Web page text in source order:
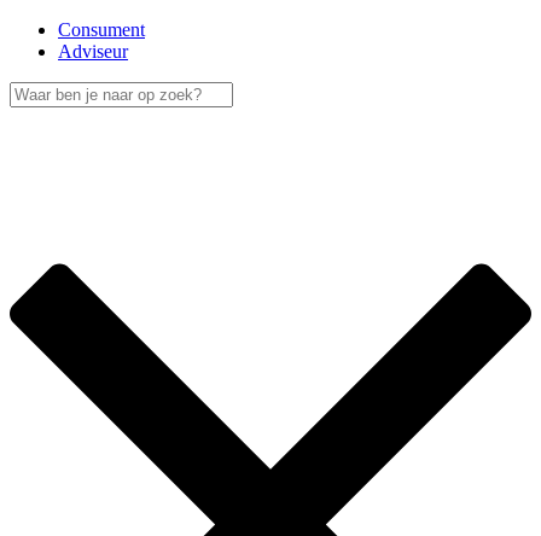
Consument
Adviseur